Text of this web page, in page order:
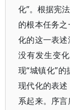
化”。根据宪
的根本任务
化的这一表
没有发生变
现“城镇化”
现代化的表
系起来。序